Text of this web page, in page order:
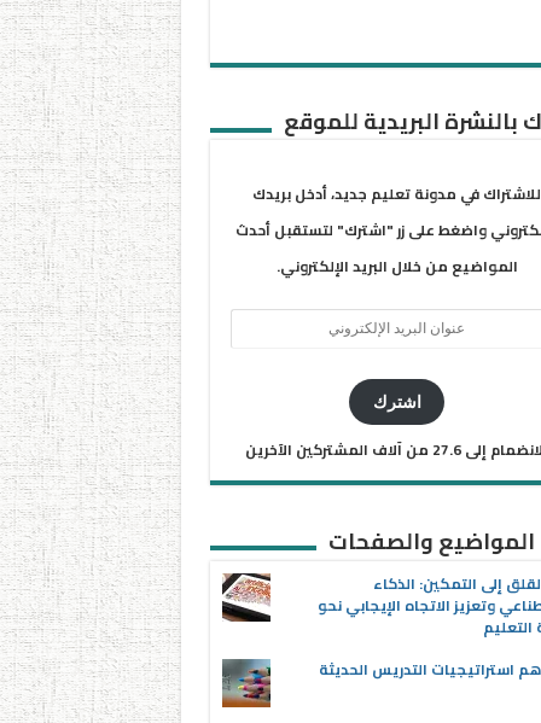
بالنشرة البريدية للموقع
للاشتراك في مدونة تعليم جديد، أدخل بريدك
واضغط على زر "اشترك" لتستقبل أحدث
المواضيع من خلال البريد الإلكتروني.
اشترك
إلى 27.6 من آلاف المشتركين الآخرين
المواضيع والصفحات
إلى التمكين: الذكاء
وتعزيز الاتجاه الإيجابي نحو
استراتيجيات التدريس الحديثة